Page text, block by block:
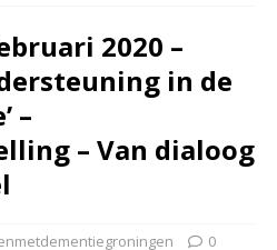
2020 –
in de
–
– Van dialoog
0